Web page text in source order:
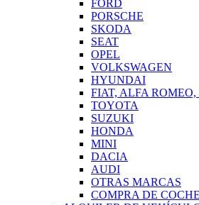
FORD
PORSCHE
SKODA
SEAT
OPEL
VOLKSWAGEN
HYUNDAI
FIAT, ALFA
TOYOTA
SUZUKI
HONDA
MINI
DACIA
AUDI
OTRAS MARCAS
COMPRA DE